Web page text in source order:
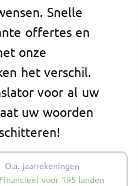
Snelle
offertes en
onze
het verschil.
voor al uw
uw woorden
O.a. jaarrekeningen
Financieel voor 195 landen